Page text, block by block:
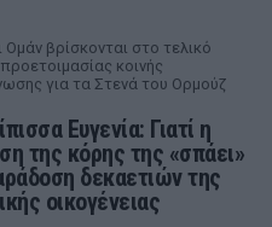
Ομάν βρίσκονται στο τελικό
κοινής
για τα Στενά του Ορμούζ
Ευγενία: Γιατί η
της κόρης της «σπάει»
δεκαετιών της
οικογένειας